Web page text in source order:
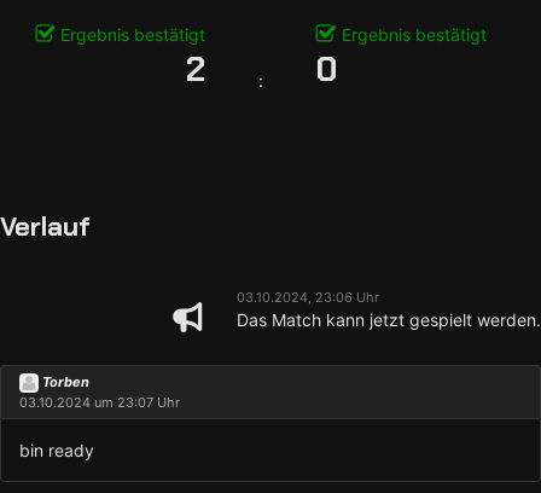
Ergebnis bestätigt Ergebnis bestätigt
2 : 0
Verlauf
03.10.2024, 23:06 Uhr
Das Match kann jetzt gespielt werden.
Torben
03.10.2024 um 23:07 Uhr
bin ready